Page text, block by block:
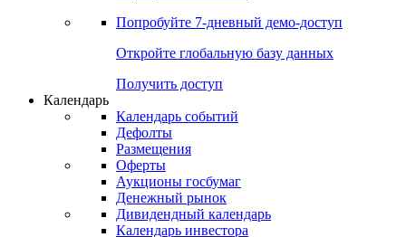
Попробуйте 7-дневный демо-доступ
Откройте глобальную базу данных
Получить доступ
Календарь
Календарь событий
Дефолты
Размещения
Оферты
Аукционы госбумаг
Денежный рынок
Дивидендный календарь
Календарь инвестора